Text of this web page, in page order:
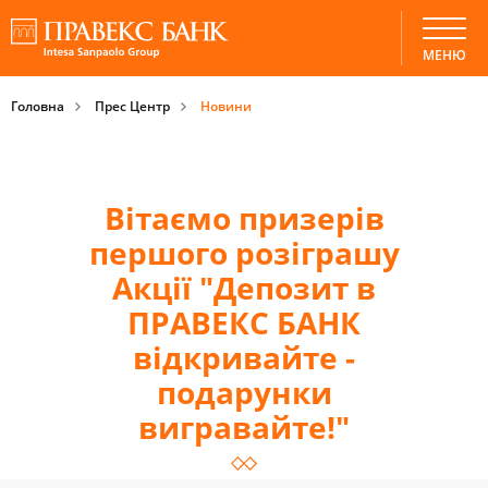
МЕНЮ
Головна Прес Центр Новини
Вітаємо призерів
першого розіграшу
Акції "Депозит в
ПРАВЕКС БАНК
відкривайте -
подарунки
вигравайте!"